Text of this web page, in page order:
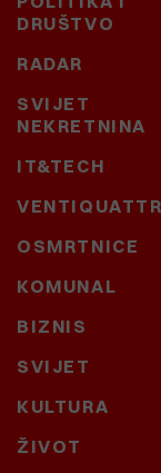
DRUŠTVO
RADAR
SVIJET
NEKRETNINA
IT&TECH
OSMRTNICE
KOMUNAL
BIZNIS
SVIJET
KULTURA
ŽIVOT